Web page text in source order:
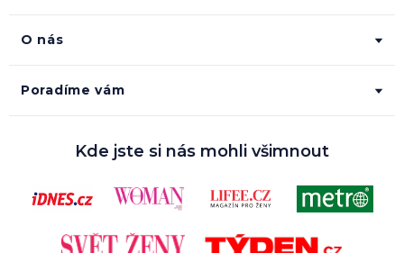
O nás
Poradíme vám
Kde jste si nás mohli všimnout